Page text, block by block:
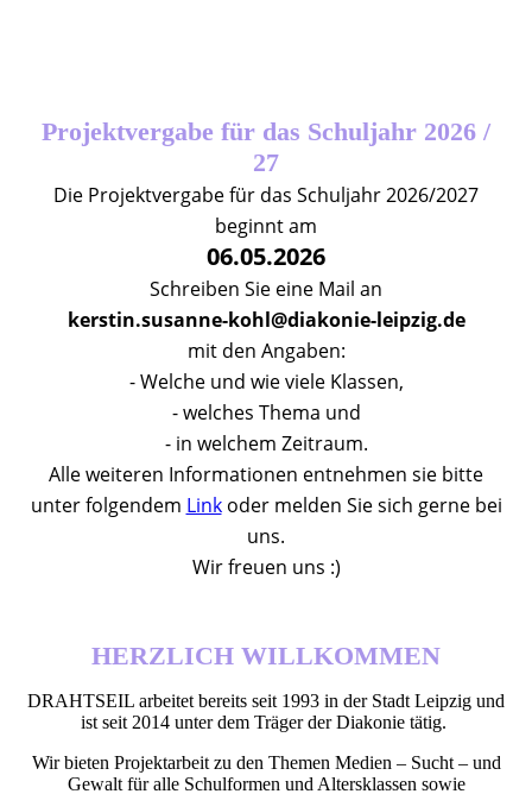
Projektvergabe für das Schuljahr 2026 /
27
Die Projektvergabe für das Schuljahr 2026/2027
beginnt am
06.05.2026
Schreiben Sie eine Mail an
kerstin.susanne-kohl@diakonie-leipzig.de
mit den Angaben:
- Welche und wie viele Klassen,
- welches Thema und
- in welchem Zeitraum.
Alle weiteren Informationen entnehmen sie bitte
unter folgendem Linkoder melden Sie sich gerne bei
uns.
Wir freuen uns :)
HERZLICH WILLKOMMEN
DRAHTSEIL arbeitet bereits seit 1993 in der Stadt Leipzig und
ist seit 2014 unter dem Träger der Diakonie tätig.
Wir bieten Projektarbeit zu den Themen Medien – Sucht – und
Gewalt für alle Schulformen und Altersklassen sowie